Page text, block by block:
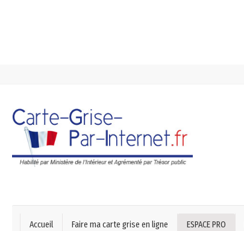
Accueil Faire ma carte grise en ligne ESPACE PRO